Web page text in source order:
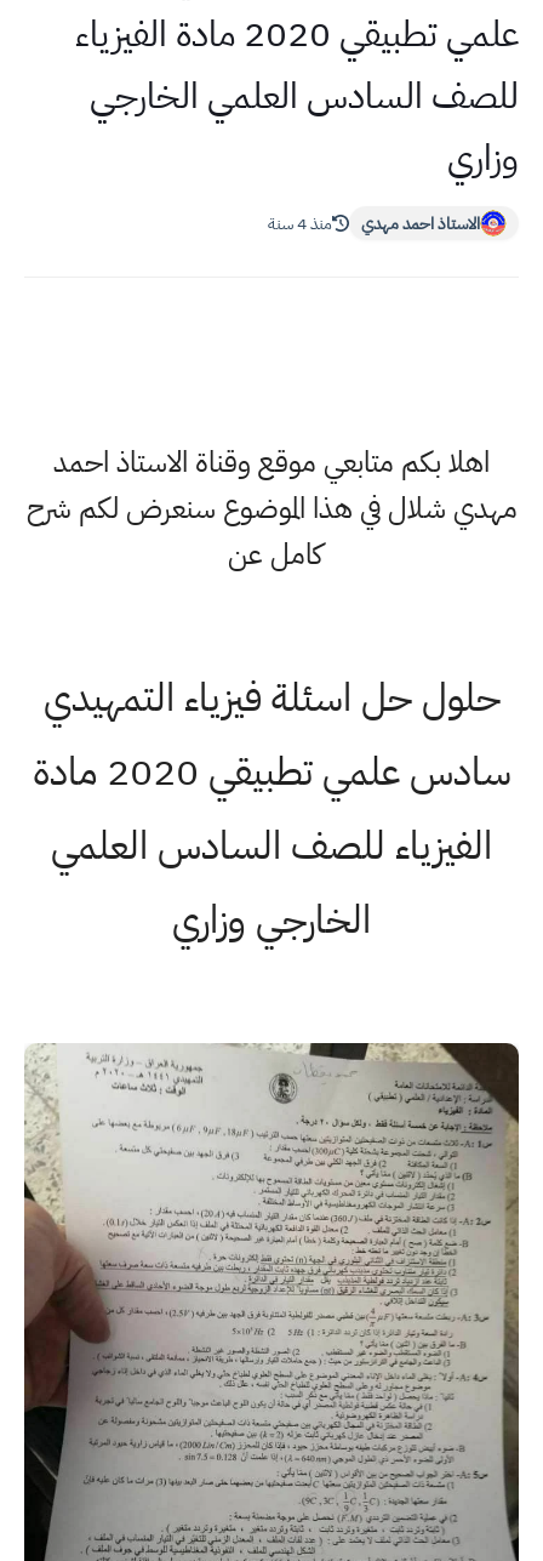
علمي تطبيقي 2020 مادة الفيزياء
للصف السادس العلمي الخارجي
وزاري
الاستاذ احمد مهدي منذ 4 سنة
اهلا بكم متابعي موقع وقناة الاستاذ احمد
مهدي شلال في هذا الموضوع سنعرض لكم شرح
كامل عن
حلول حل اسئلة فيزياء التمهيدي
سادس علمي تطبيقي 2020 مادة
الفيزياء للصف السادس العلمي
الخارجي وزاري